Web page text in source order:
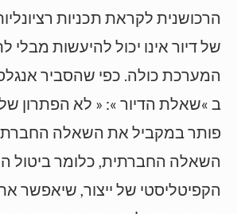
הרכושנית לקראת תכניות
של דיור אינו יכול להיעשות מבלי
ב »שאלת הדיור »: « לא הפתרון
פותר במקביל את השאלה
השאלה החברתית, כלומר ביטול
הקפיטליסטי של ייצור, שיאפשר